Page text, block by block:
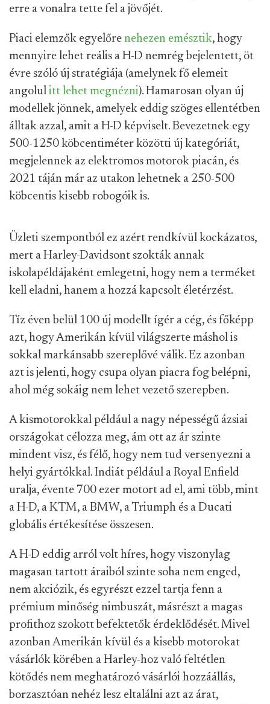
erre a vonalra tette fel a jövőjét.
Piaci elemzők egyelőre nehezen emésztik, hogy
mennyire lehet reális a H-D nemrég bejelentett, öt
évre szóló új stratégiája (amelynek fő elemeit
angolul itt lehet megnézni). Hamarosan olyan új
modellek jönnek, amelyek eddig szöges ellentétben
álltak azzal, amit a H-D képviselt. Bevezetnek egy
500-1250 köbcentiméter közötti új kategóriát,
megjelennek az elektromos motorok piacán, és
2021 táján már az utakon lehetnek a 250-500
köbcentis kisebb robogóik is.
Üzleti szempontból ez azért rendkívül kockázatos,
mert a Harley-Davidsont szokták annak
iskolapéldájaként emlegetni, hogy nem a terméket
kell eladni, hanem a hozzá kapcsolt életérzést.
Tíz éven belül 100 új modellt ígér a cég, és főképp
azt, hogy Amerikán kívül világszerte máshol is
sokkal markánsabb szereplővé válik. Ez azonban
azt is jelenti, hogy csupa olyan piacra fog belépni,
ahol még sokáig nem lehet vezető szerepben.
A kismotorokkal például a nagy népességű ázsiai
országokat célozza meg, ám ott az ár szinte
mindent visz, és félő, hogy nem tud versenyezni a
helyi gyártókkal. Indiát például a Royal Enfield
uralja, évente 700 ezer motort ad el, ami több, mint
a H-D, a KTM, a BMW, a Triumph és a Ducati
globális értékesítése összesen.
A H-D eddig arról volt híres, hogy viszonylag
magasan tartott áraiból szinte soha nem enged,
nem akciózik, és egyrészt ezzel tartja fenn a
prémium minőség nimbuszát, másrészt a magas
profithoz szokott befektetők érdeklődését. Mivel
azonban Amerikán kívül és a kisebb motorokat
vásárlók körében a Harley-hoz való feltétlen
kötődés nem meghatározó vásárlói hozzáállás,
borzasztóan nehéz lesz eltalálni azt az árat,